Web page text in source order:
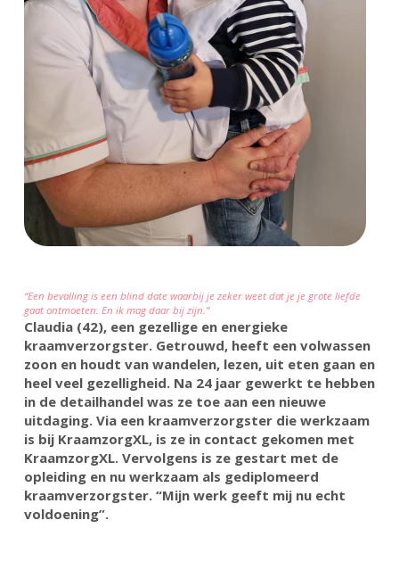
“Een bevalling is een blind date waarbij je zeker weet dat je je grote liefde
gaat ontmoeten. En ik mag daar bij zijn.”
Claudia (42), een gezellige en energieke
kraamverzorgster. Getrouwd, heeft een volwassen
zoon en houdt van wandelen, lezen, uit eten gaan en
heel veel gezelligheid. Na 24 jaar gewerkt te hebben
in de detailhandel was ze toe aan een nieuwe
uitdaging. Via een kraamverzorgster die werkzaam
is bij KraamzorgXL, is ze in contact gekomen met
KraamzorgXL. Vervolgens is ze gestart met de
opleiding en nu werkzaam als gediplomeerd
kraamverzorgster. “Mijn werk geeft mij nu echt
voldoening”.